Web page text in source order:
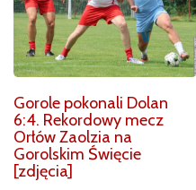
Gorole pokonali Dolan
6:4. Rekordowy mecz
Orłów Zaolzia na
Gorolskim Święcie
[zdjęcia]